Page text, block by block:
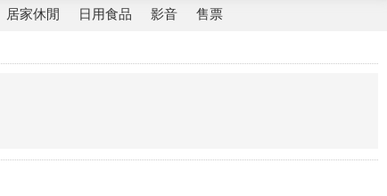
居家休閒 日用食品 影音 售票